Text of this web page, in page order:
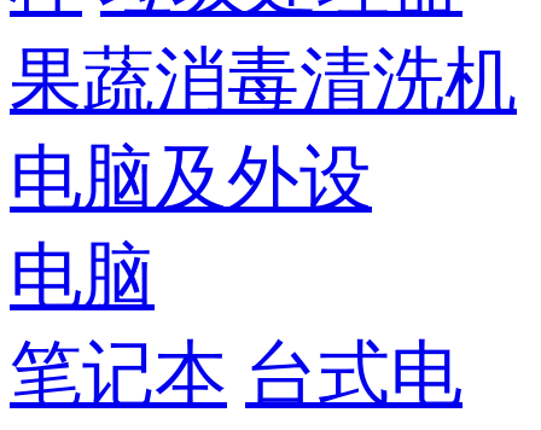
果蔬消毒清洗机
电脑及外设
电脑
笔记本 台式电